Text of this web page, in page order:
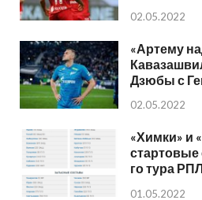
02.05.2022
«Артему
Дзюбы с
02.05.2022
«Химки» и
стартовые
го тура
01.05.2022